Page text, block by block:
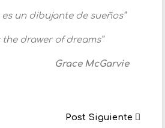
un dibujante de sueños”
the drawer of dreams”
Grace McGarvie
Post Siguiente